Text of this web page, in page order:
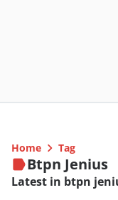
Home Tag
Btpn Jenius
Latest in btpn